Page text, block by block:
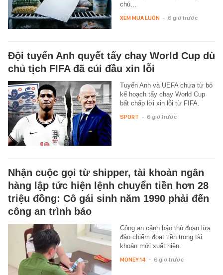
chú…
XEM MUA LUÔN - 6 giờ trước
Đội tuyển Anh quyết tẩy chay World Cup dù
chủ tịch FIFA đã cúi đầu xin lỗi
Tuyển Anh và UEFA chưa từ bỏ
kế hoạch tẩy chay World Cup
bất chấp lời xin lỗi từ FIFA.
SPORT - 6 giờ trước
Nhận cuộc gọi từ shipper, tài khoản ngân
hàng lập tức hiện lệnh chuyển tiền hơn 28
triệu đồng: Cô gái sinh năm 1990 phải đến
công an trình báo
Công an cảnh báo thủ đoạn lừa
đảo chiếm đoạt tiền trong tài
khoản mới xuất hiện.
MONEY.14 - 6 giờ trước